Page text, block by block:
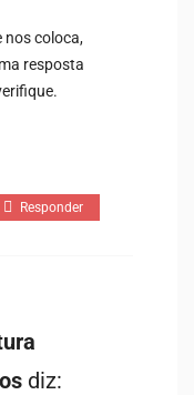
nos coloca,
resposta
Responder
diz: